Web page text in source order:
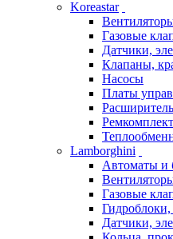
Koreastar
Газовые
Датчики,
Клапаны,
Насосы
Платы
Lamborghini
Автоматы и
Газовые
Датчики,